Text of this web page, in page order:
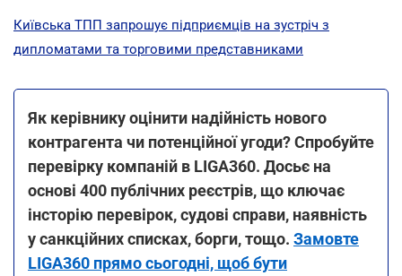
Київська ТПП запрошує підприємців на зустріч з
дипломатами та торговими представниками
Як керівнику оцінити надійність нового
контрагента чи потенційної угоди? Спробуйте
перевірку компаній в LIGA360. Досьє на
основі 400 публічних реєстрів, що ключає
інсторію перевірок, судові справи, наявність
у санкційних списках, борги, тощо. Замовте
LIGA360 прямо сьогодні, щоб бути